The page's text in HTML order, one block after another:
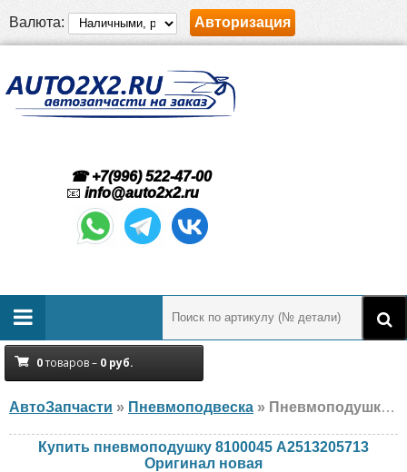
Валюта: Авторизация
☎ +7(996) 522-47-00
📧 info@auto2x2.ru
0товаров – 0 руб.
АвтоЗапчасти » Пневмоподвеска » Пневмоподушка Оригинал 8100045 A2513205713 Mercedes, новая
Купить пневмоподушку 8100045 A2513205713
Оригинал новая